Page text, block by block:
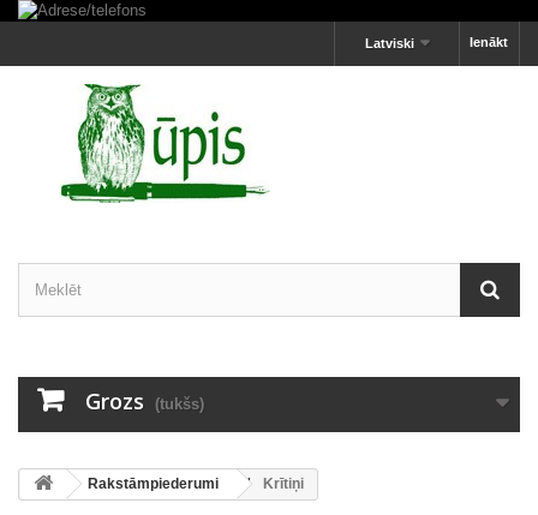
Ienākt
Latviski
Grozs (tukšs)
Rakstāmpiederumi Krītiņi